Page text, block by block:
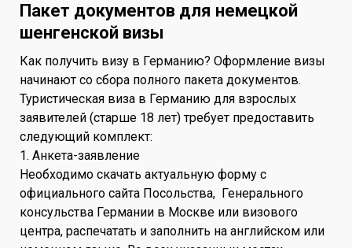
Пакет документов для немецкой
шенгенской визы
Как получить визу в Германию? Оформление визы
начинают со сбора полного пакета документов.
Туристическая виза в Германию для взрослых
заявителей (старше 18 лет) требует предоставить
следующий комплект:
1. Анкета-заявление
Необходимо скачать актуальную форму с
официального сайта Посольства, Генерального
консульства Германии в Москве или визового
центра, распечатать и заполнить на английском или